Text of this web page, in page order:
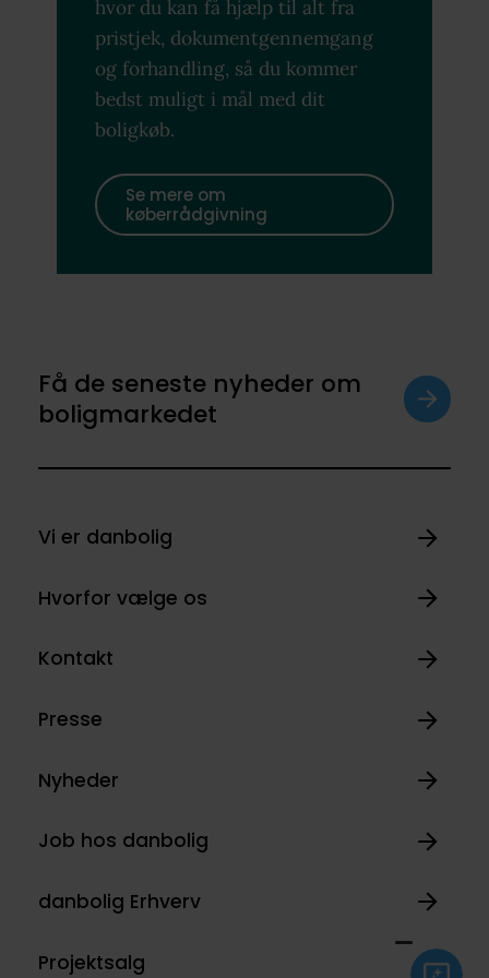
hvor du kan få hjælp til alt fra
pristjek, dokumentgennemgang
og forhandling, så du kommer
bedst muligt i mål med dit
boligkøb.
Se mere om
køberrådgivning
Få de seneste nyheder om
boligmarkedet
Vi er danbolig
Hvorfor vælge os
Kontakt
Presse
Nyheder
Job hos danbolig
danbolig Erhverv
Projektsalg